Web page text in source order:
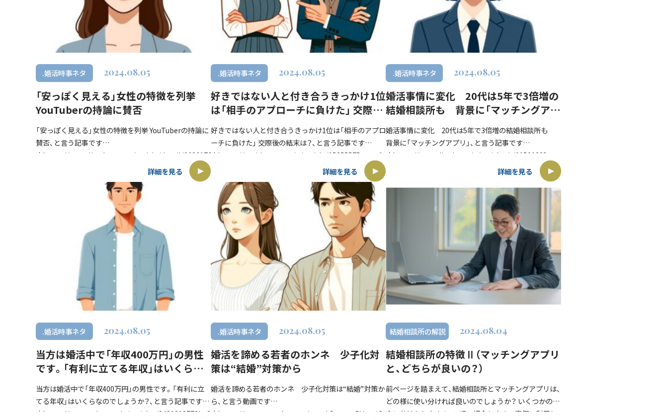
.婚活時事ネタ 2024.08.05
「安っぽく見える」女性の特徴を列挙
YouTuberの持論に賛否
「安っぽく見える」女性の特徴を列挙 YouTuberの持論に
賛否、と言う記事です
↓https://news.livedoor.com/article/detail/26361765/
総額4000万円以上を美容整形に費や […]詳細を見る
.婚活時事ネタ 2024.08.05
好きではない人と付き合うきっかけ1位
は「相手のアプローチに負けた」 交際後
の結末は？
好きではない人と付き合うきっかけ1位は「相手のアプロ
ーチに負けた」 交際後の結末は？、と言う記事です
↓https://maidonanews.jp/article/15255575 マッチ
ングアプリ大学による調査で、好き […]詳細を見る
.婚活時事ネタ 2024.08.05
婚活事情に変化 20代は5年で3倍増の
結婚相談所も 背景に「マッチングアプ
リ」
婚活事情に変化 20代は5年で3倍増の結婚相談所も
背景に「マッチングアプリ」、と言う記事です
↓https://newsdig.tbs.co.jp/articles/-/1150132?
詳細を見る
.婚活時事ネタ 2024.08.05
当方は婚活中で「年収400万円」の男性
です。「有利に立てる年収」はいくらな
のでしょうか？
当方は婚活中で「年収400万円」の男性です。「有利に立
てる年収」はいくらなのでしょうか？、と言う記事です
↓https://news.yahoo.co.jp/articles/2481313772be3f94ccc07ec
.婚活時事ネタ 2024.08.05
婚活を諦める若者のホンネ 少子化対
策は“結婚”対策から
婚活を諦める若者のホンネ 少子化対策は“結婚”対策か
ら、と言う動画です
↓https://www.youtube.com/watch?v=rccuPVetnjQ
結婚相談所の解説 2024.08.04
結婚相談所の特徴Ⅱ（マッチングアプリ
と、どちらが良いの？）
前ページを踏まえて、結婚相談所とマッチングアプリは、
どの様に使い分ければ良いのでしょうか？ いくつかの場
合に分けられますので、順に紹介します。 安価に利用し